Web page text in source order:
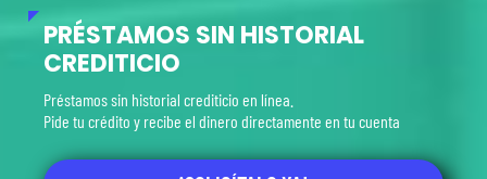
PRÉSTAMOS SIN HISTORIAL
CREDITICIO
Préstamos sin historial crediticio en línea.
Pide tu crédito y recibe el dinero directamente en tu cuenta